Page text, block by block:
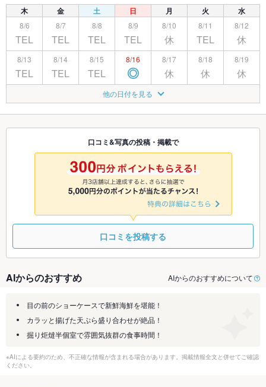
木 金 土 日 月 火 水
8/6
TEL
8/7
TEL
8/8
TEL
8/9
TEL
8/10
休
8/11
TEL
8/12
休
8/13
TEL
8/14
TEL
8/15
TEL
8/16
◎
8/17
休
8/18
休
8/19
休
休 ◎
8/22
◎
8/23
◎
8/24
休 休 休
8/27 8/28 8/29
◎
8/30
◎
8/31
休
9/1 9/2
9/5
◎ ◎ 休
他の日付を見る
口コミ&写真の投稿・掲載で
口コミを投稿する
AIからのおすすめ AIからのおすすめについて
目の前のショーケースで新鮮海鮮を堪能！
カラッと揚げた天ぷら盛り合わせが絶品！
掘り炬燵半個室で雰囲気抜群の食事時間！
※AIによる要約のため、不正確な情報が含まれる場合があります。掲載情報全文と併せてご確認
ください。